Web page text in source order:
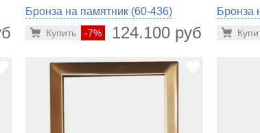
Бронза на памятник (60-436)
-7% 124.100 руб.
Купить
Бронза